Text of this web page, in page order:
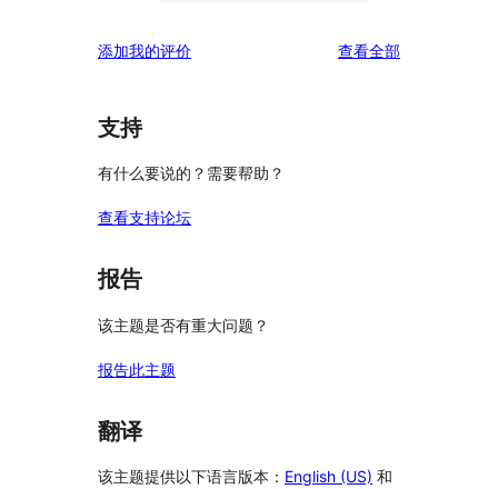
价
评
星
价
1
评
添加我的评价 查看全部评
支持
有什么要说的？需要帮助？
查看支持论坛
报告
该主题是否有重大问题？
报告此主题
翻译
该主题提供以下语言版本： English (US) 和